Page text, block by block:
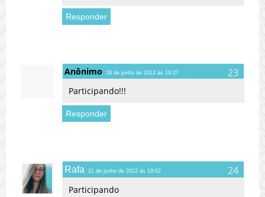
Responder
Anônimo 19 de junho de 2012 às 10:27
Participando!!!
Responder
Rafa 21 de junho de 2012 às 19:02
Participando